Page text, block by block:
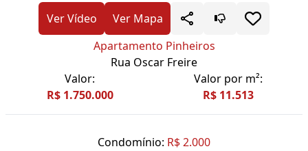
Ver Vídeo
Ver Mapa
Apartamento Pinheiros
Rua Oscar Freire
Valor:
R$ 1.750.000
Valor por m²:
R$ 11.513
Condomínio: R$ 2.000